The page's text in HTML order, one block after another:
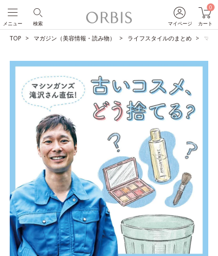
マイページ
0
カート
検索
メニュー
TOP マガジン（美容情報・読み物） ライフスタイルのまとめ マシ